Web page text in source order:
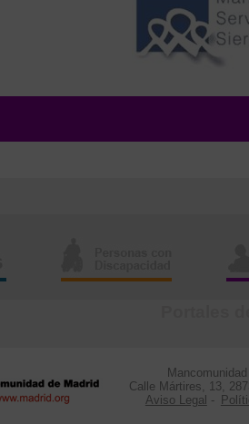
Calle Mártires, 13,
Aviso Legal -